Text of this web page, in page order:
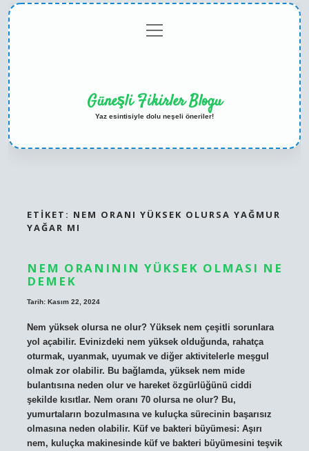
menüyü
aç
Güneşli Fikirler Blogu
Yaz esintisiyle dolu neşeli öneriler!
ETIKET: NEM ORANI YÜKSEK OLURSA YAĞMUR
YAĞAR MI
NEM ORANININ YÜKSEK OLMASI NE
DEMEK
Tarih: Kasım 22, 2024
Nem yüksek olursa ne olur? Yüksek nem çeşitli sorunlara
yol açabilir. Evinizdeki nem yüksek olduğunda, rahatça
oturmak, uyanmak, uyumak ve diğer aktivitelerle meşgul
olmak zor olabilir. Bu bağlamda, yüksek nem mide
bulantısına neden olur ve hareket özgürlüğünü ciddi
şekilde kısıtlar. Nem oranı 70 olursa ne olur? Bu,
yumurtaların bozulmasına ve kuluçka sürecinin başarısız
olmasına neden olabilir. Küf ve bakteri büyümesi: Aşırı
nem, kuluçka makinesinde küf ve bakteri büyümesini teşvik